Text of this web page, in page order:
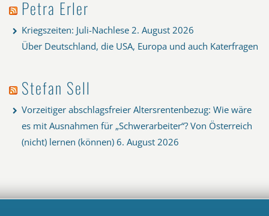
Petra Erler
Kriegszeiten: Juli-Nachlese 2. August 2026
Über Deutschland, die USA, Europa und auch Katerfragen
Stefan Sell
Vorzeitiger abschlagsfreier Altersrentenbezug: Wie wäre
es mit Ausnahmen für „Schwerarbeiter“? Von Österreich
(nicht) lernen (können) 6. August 2026